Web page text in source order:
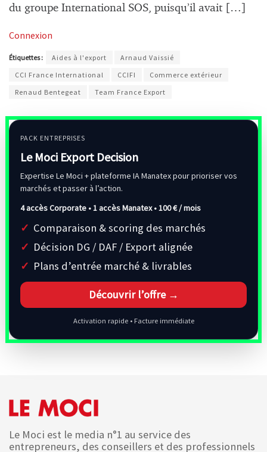
du groupe International SOS, puisqu’il avait […]
Connexion
Étiquettes : Aides à l'export
Arnaud Vaissié
CCI France International
CCIFI
Commerce extérieur
Renaud Bentegeat
Team France Export
PACK ENTREPRISES
Le Moci Export Decision
Expertise Le Moci + plateforme IA Manatex pour prioriser vos
marchés et passer à l’action.
4 accès Corporate • 1 accès Manatex •100 € / mois
Comparaison & scoring des marchés
Décision DG / DAF / Export alignée
Plans d’entrée marché & livrables
Découvrir l’offre →
Activation rapide • Facture immédiate
Le Moci est le media n°1 au service des
entrepreneurs, des conseillers et des professionnels